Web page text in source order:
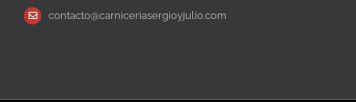
contacto@carniceriasergioyjulio.com